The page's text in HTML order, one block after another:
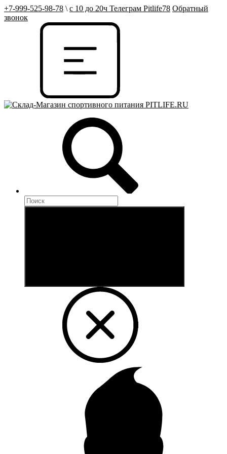
+7-999-525-98-78 \ с 10 до 20ч Телеграм Pitlife78 Обратный
звонок